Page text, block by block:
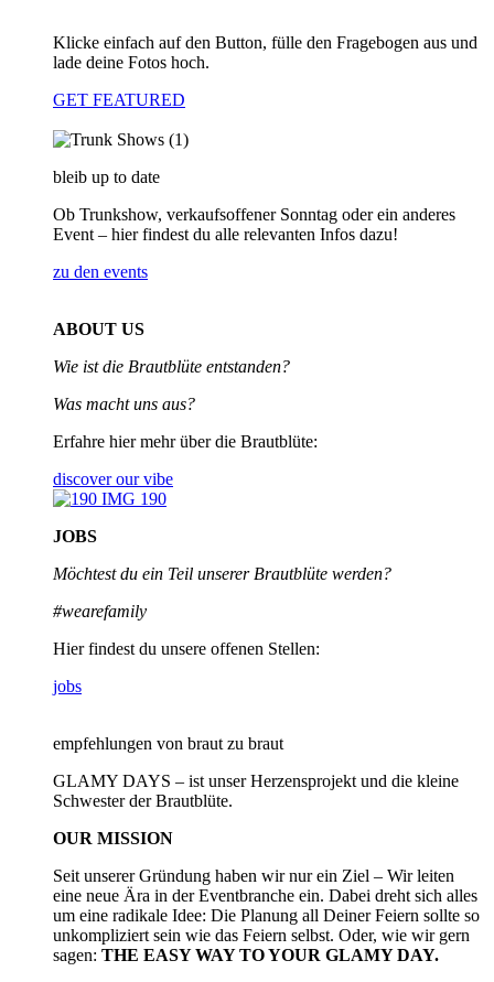
Klicke einfach auf den Button, fülle den Fragebogen aus und
lade deine Fotos hoch.
GET FEATURED
bleib up to date
Ob Trunkshow, verkaufsoffener Sonntag oder ein anderes
Event – hier findest du alle relevanten Infos dazu!
zu den events
ABOUT US
Wie ist die Brautblüte entstanden?
Was macht uns aus?
Erfahre hier mehr über die Brautblüte:
discover our vibe
JOBS
Möchtest du ein Teil unsererBrautblüte werden?
#wearefamily
Hier findest du unsere offenen Stellen:
jobs
empfehlungen von braut zu braut
GLAMY DAYS – ist unser Herzensprojekt und die kleine
Schwester der Brautblüte.
OUR MISSION
Seit unserer Gründung haben wir nur ein Ziel – Wir leiten
eine neue Ära in der Eventbranche ein. Dabei dreht sich alles
um eine radikale Idee: Die Planung all Deiner Feiern sollte so
unkompliziert sein wie das Feiern selbst. Oder, wie wir gern
sagen: THE EASY WAY TO YOUR GLAMY DAY.